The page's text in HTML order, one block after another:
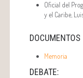
Oficial del
y el Caribe,
DOCUMENTOS
Memoria
DEBATE: